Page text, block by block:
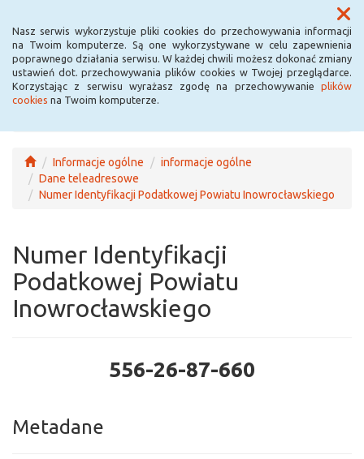
Nasz serwis wykorzystuje pliki cookies do przechowywania informacji
na Twoim komputerze. Są one wykorzystywane w celu zapewnienia
poprawnego działania serwisu. W każdej chwili możesz dokonać zmiany
ustawień dot. przechowywania plików cookies w Twojej przeglądarce.
Korzystając z serwisu wyrażasz zgodę na przechowywanie plików
cookies na Twoim komputerze.
Menu
Informacje ogólne
informacje ogólne
Dane teleadresowe
Numer Identyfikacji Podatkowej Powiatu Inowrocławskiego
Numer Identyfikacji
Podatkowej Powiatu
Inowrocławskiego
556-26-87-660
Metadane